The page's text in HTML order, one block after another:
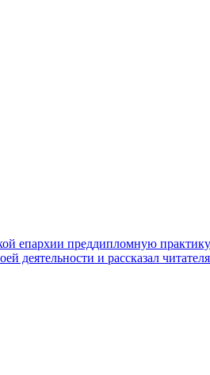
преддипломную
и рассказал